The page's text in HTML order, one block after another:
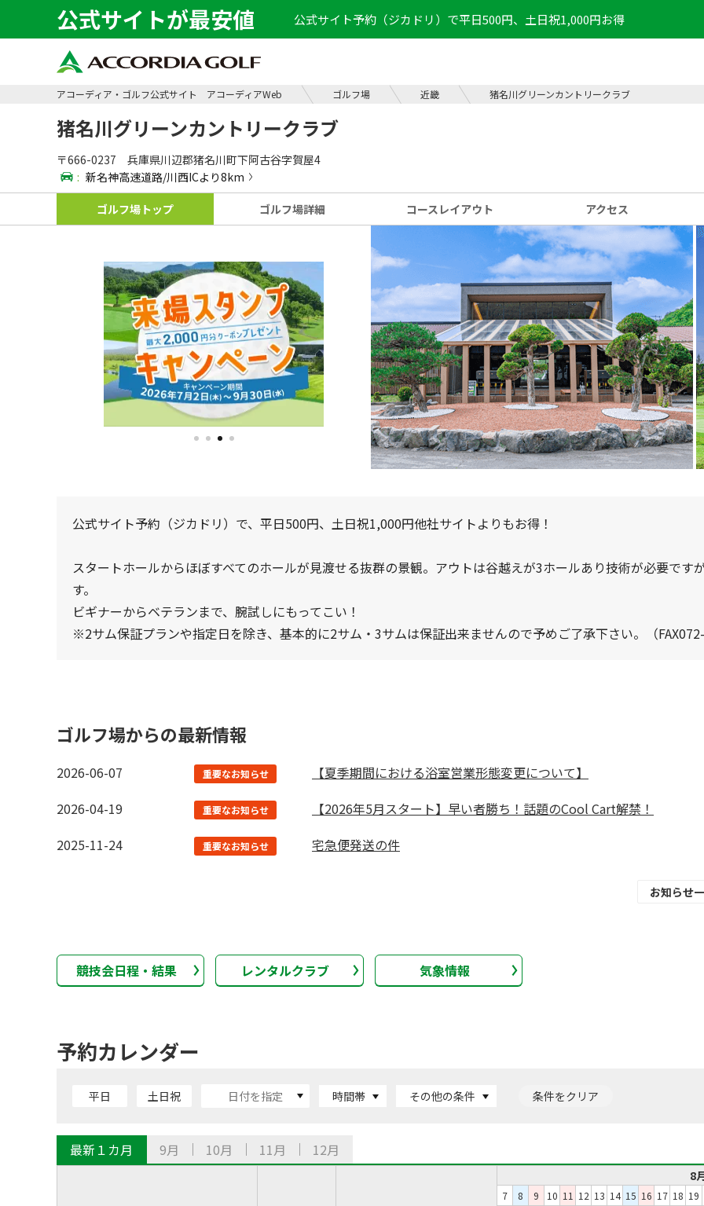
公式サイトが最安値 公式サイト予約（ジカドリ）で平日500円、土日祝1,000円お得
アコーディア・ゴルフ公式サイト アコーディアWeb ゴルフ場 近畿 猪名川グリーンカントリークラブ
猪名川グリーンカントリークラブ
〒666-0237 兵庫県川辺郡猪名川町下阿古谷字賀屋4
: 新名神高速道路/川西ICより8km
ゴルフ場 トップ ゴルフ場詳細 コース レイアウト アクセス
公式サイト予約（ジカドリ）で、平日500円、土日祝1,000円他社サイトよりもお得！
スタートホールからほぼすべてのホールが見渡せる抜群の景観。アウトは谷越えが3ホールあり技術が必要で
す。
ビギナーからベテランまで、腕試しにもってこい！
※2サム保証プランや指定日を除き、基本的に2サム・3サムは保証出来ませんので予めご了承下さい。（
ゴルフ場からの最新情報
2026-06-07 重要なお知らせ
【夏季期間における浴室営業形態変更について】
2026-04-19
重要なお知らせ
【2026年5月スタート】早い者勝ち！話題のCool Cart解禁！
2025-11-24
重要なお知らせ 宅急便発送の件
お知らせ
競技会日程・結果 レンタルクラブ 気象情報
予約カレンダー
平日 土日祝 時間帯 その他の条件 条件をクリア
最新１カ月 9月 10月 11月 12月
8
7 8 9 10 11 12 13 14 15 16 17 18 19